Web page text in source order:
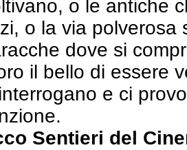
o le antiche
o la via polverosa
dove si
il bello di essere
e ci
Sentieri del